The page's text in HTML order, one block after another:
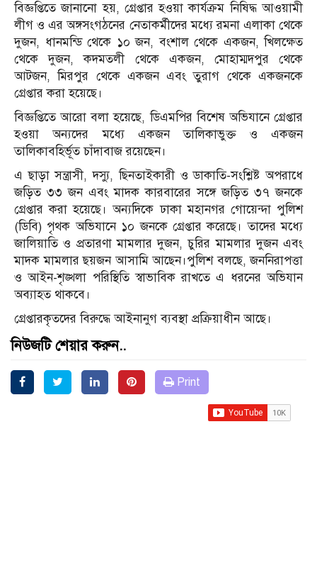
বিজ্ঞপ্তিতে জানানো হয়, গ্রেপ্তার হওয়া কার্যক্রম নিষিদ্ধ আওয়ামী
লীগ ও এর অঙ্গসংগঠনের নেতাকর্মীদের মধ্যে রমনা এলাকা থেকে
দুজন, ধানমন্ডি থেকে ১০ জন, বংশাল থেকে একজন, খিলক্ষেত
থেকে দুজন, কদমতলী থেকে একজন, মোহাম্মদপুর থেকে
আটজন, মিরপুর থেকে একজন এবং তুরাগ থেকে একজনকে
গ্রেপ্তার করা হয়েছে।
বিজ্ঞপ্তিতে আরো বলা হয়েছে, ডিএমপির বিশেষ অভিযানে গ্রেপ্তার
হওয়া অন্যদের মধ্যে একজন তালিকাভুক্ত ও একজন
তালিকাবহির্ভূত চাঁদাবাজ রয়েছেন।
এ ছাড়া সন্ত্রাসী, দস্যু, ছিনতাইকারী ও ডাকাতি-সংশ্লিষ্ট অপরাধে
জড়িত ৩৩ জন এবং মাদক কারবারের সঙ্গে জড়িত ৩৭ জনকে
গ্রেপ্তার করা হয়েছে। অন্যদিকে ঢাকা মহানগর গোয়েন্দা পুলিশ
(ডিবি) পৃথক অভিযানে ১০ জনকে গ্রেপ্তার করেছে। তাদের মধ্যে
জালিয়াতি ও প্রতারণা মামলার দুজন, চুরির মামলার দুজন এবং
মাদক মামলার ছয়জন আসামি আছেন।পুলিশ বলছে, জননিরাপত্তা
ও আইন-শৃঙ্খলা পরিস্থিতি স্বাভাবিক রাখতে এ ধরনের অভিযান
অব্যাহত থাকবে।
গ্রেপ্তারকৃতদের বিরুদ্ধে আইনানুগ ব্যবস্থা প্রক্রিয়াধীন আছে।
নিউজটি শেয়ার করুন..
Print